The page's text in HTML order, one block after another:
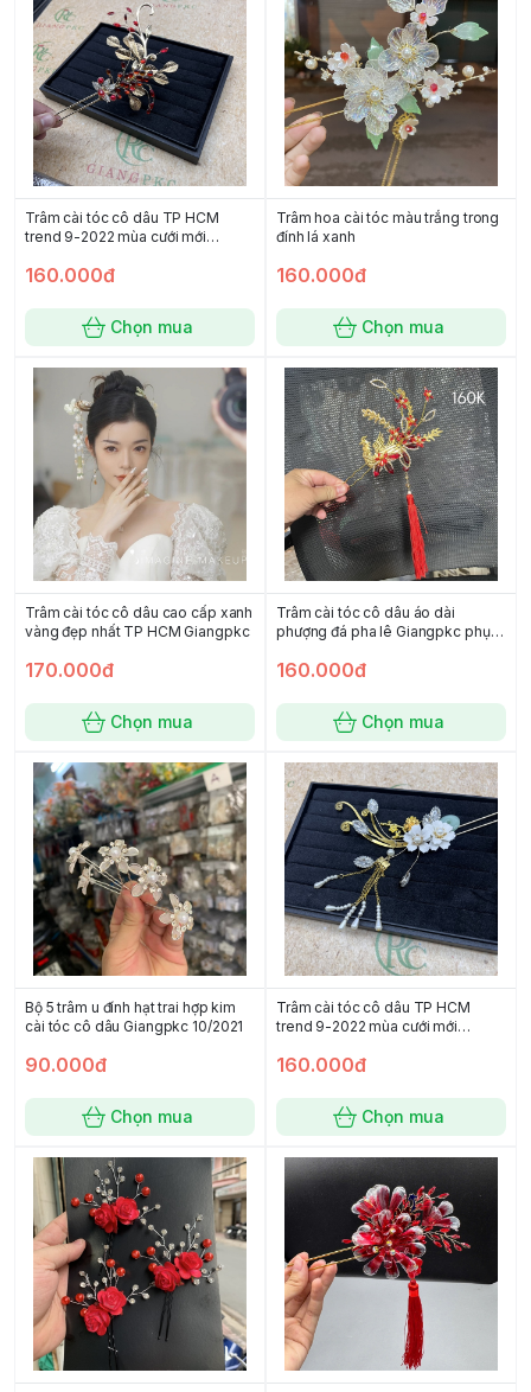
Trâm cài tóc cô dâu TP HCM
trend 9-2022 mùa cưới mới
160.000đ
Chọn mua
Trâm hoa cài tóc màu trắng trong
đính lá xanh
160.000đ
Chọn mua
Trâm cài tóc cô dâu cao cấp xanh
vàng đẹp nhất TP HCM Giangpkc
170.000đ
Chọn mua
Trâm cài tóc cô dâu áo dài
phượng đá pha lê Giangpkc phụ
160.000đ
Chọn mua
Bộ 5 trâm u đính hạt trai hợp kim
cài tóc cô dâu Giangpkc 10/2021
90.000đ
Chọn mua
Trâm cài tóc cô dâu TP HCM
trend 9-2022 mùa cưới mới
160.000đ
Chọn mua